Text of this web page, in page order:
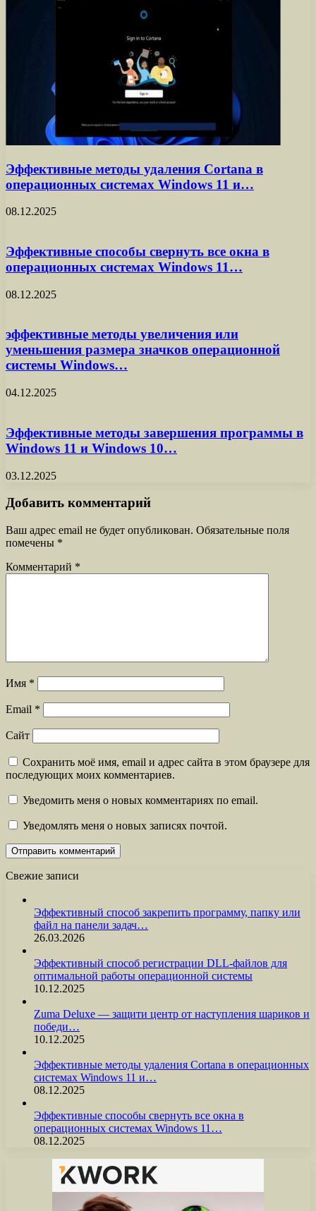
Эффективные методы удаления Cortana в
операционных системах Windows 11 и…
08.12.2025
Эффективные способы свернуть все окна в
операционных системах Windows 11…
08.12.2025
эффективные методы увеличения или
уменьшения размера значков операционной
системы Windows…
04.12.2025
Эффективные методы завершения программы в
Windows 11 и Windows 10…
03.12.2025
Добавить комментарий
Ваш адрес email не будет опубликован. Обязательные поля
помечены *
Комментарий *
Имя *
Email *
Сайт
Сохранить моё имя, email и адрес сайта в этом браузере для
последующих моих комментариев.
Уведомить меня о новых комментариях по email.
Уведомлять меня о новых записях почтой.
Свежие записи
Эффективный способ закрепить программу, папку или
файл на панели задач…
26.03.2026
Эффективный способ регистрации DLL-файлов для
оптимальной работы операционной системы
10.12.2025
Zuma Deluxe — защити центр от наступления шариков и
победи…
10.12.2025
Эффективные методы удаления Cortana в операционных
системах Windows 11 и…
08.12.2025
Эффективные способы свернуть все окна в
операционных системах Windows 11…
08.12.2025